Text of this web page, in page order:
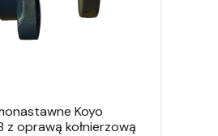
Koyo
z oprawą kołnierzową